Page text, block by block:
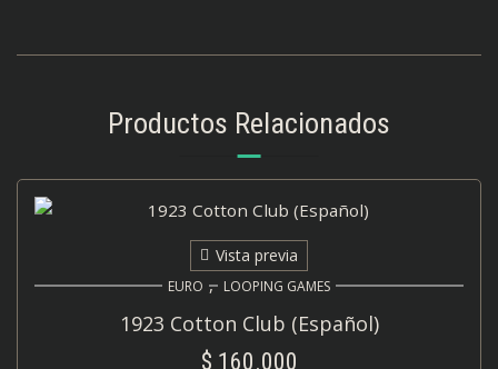
Productos Relacionados
Vista previa
EURO , LOOPING GAMES
1923 Cotton Club (Español)
$ 160.000